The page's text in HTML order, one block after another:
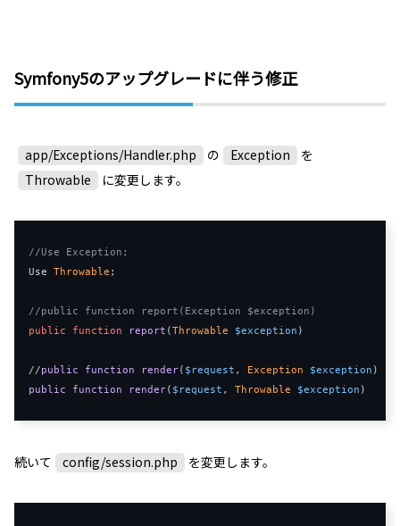
Symfony5のアップグレードに伴う修正
app/Exceptions/Handler.php の Exception
を
Throwable
に変更します。
//Use Exception;
Use Throwable ;
//public function report(Exception $exception)
public
function report (Throwable $exception )
//public function render( $request , Exception $exception )
public
function render( $request , Throwable $exception )
続いて config/session.php を変更します。